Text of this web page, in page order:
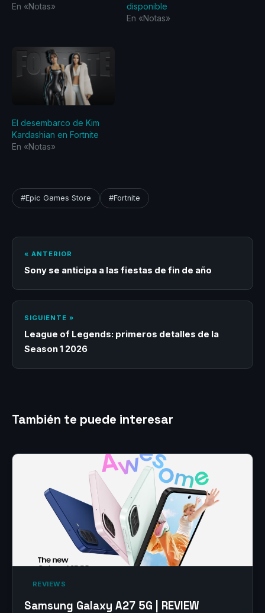
En «Notas»
disponible
En «Notas»
El desembarco de Kim
Kardashian en Fortnite
En «Notas»
#Epic Games Store #Fortnite
« ANTERIOR
Sony se anticipa a las fiestas de fin de año
SIGUIENTE »
League of Legends: primeros detalles de la
Season 1 2026
También te puede interesar
‎ REVIEWS‎
Samsung Galaxy A27 5G | REVIEW